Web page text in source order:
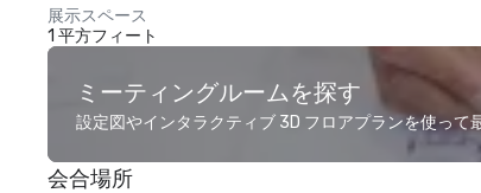
展示スペース
1 平方フィート
ミーティングルームを探す
設定図やインタラクティブ 3D フロアプランを使っ
会合場所